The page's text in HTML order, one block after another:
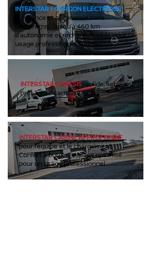
INTERSTAR FOURGON ELECTRIQUE,
puissance et autonomie sans
compromis. Jusqu’à 460 km
d’autonomie et recharge rapide pour un
usage professionnel serein.
INTERSTAR CHASSIS, solide, fiable,
prêt à être carrossé.
INTERSTAR CABINE APPROFONDIE,
pour l’équipe et le chargement.
Confort à bord et espace optimisé
pour un usage professionnel.